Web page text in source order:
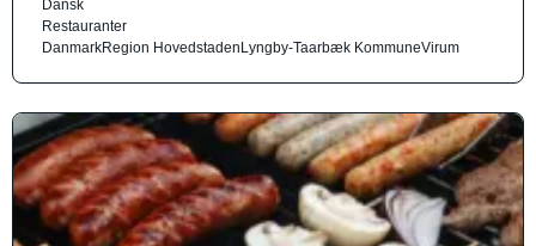
Dansk
Restauranter
DanmarkRegion HovedstadenLyngby-Taarbæk KommuneVirum